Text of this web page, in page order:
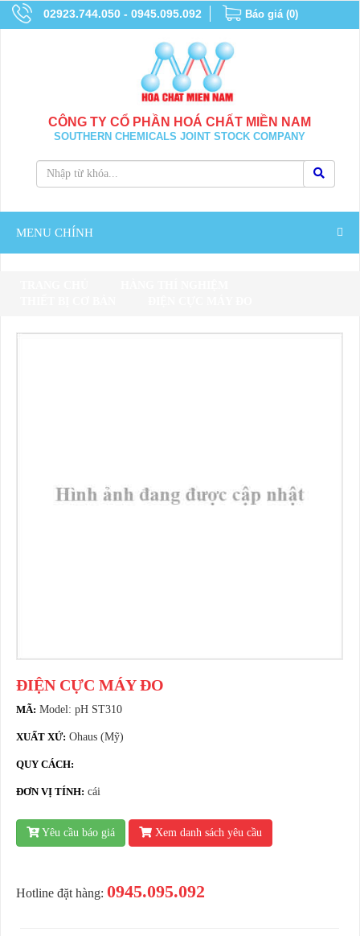
02923.744.050 - 0945.095.092 Báo giá (0)
CÔNG TY CỔ PHẦN HOÁ CHẤT MIỀN NAM
SOUTHERN CHEMICALS JOINT STOCK COMPANY
MENU CHÍNH
ĐIỆN CỰC MÁY ĐO
MÃ: Model: pH ST310
XUẤT XỨ: Ohaus (Mỹ)
QUY CÁCH:
ĐƠN VỊ TÍNH: cái
Yêu cầu báo giá Xem danh sách yêu cầu
Hotline đặt hàng: 0945.095.092